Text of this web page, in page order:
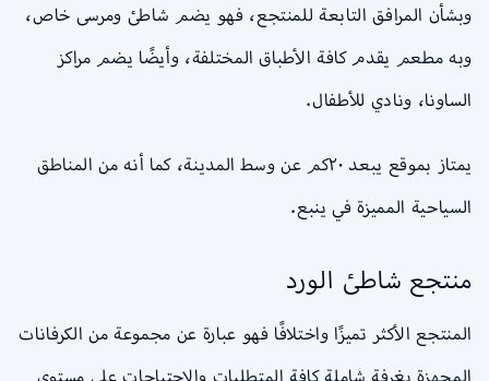
وبشأن المرافق التابعة للمنتجع، فهو يضم شاطئ ومرسى خاص،
وبه مطعم يقدم كافة الأطباق المختلفة، وأيضًا يضم مراكز
الساونا، ونادي للأطفال.
يمتاز بموقع يبعد ٢٠كم عن وسط المدينة، كما أنه من المناطق
السياحية المميزة في ينبع.
منتجع شاطئ الورد
المنتجع الأكثر تميزًا واختلافًا فهو عبارة عن مجموعة من الكرفانات